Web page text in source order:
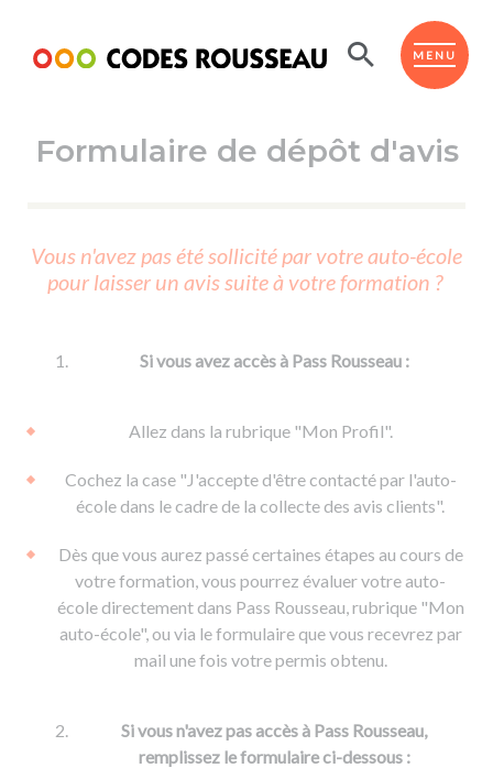
MENU
ESPACE ÉLÈVE
Code de la route
Passer l'ASSR
Réviser le code
Passer l'ETM
Permis voiture
Permis remorque
Permis & handicap
d'apprentissage
De la conduite en voiture
De la conduite à moto
Voir tous les supports
Formations pro.
Permis poids lourd
Formation FCO
Formation CACES
Devenir enseignant de la conduite
Ressources
Formulaire de dépôt d'avis
Vous n'avez pas été sollicité par votre auto-école
pour laisser un avis suite à votre formation ?
Si vous avez accès à Pass Rousseau :
Allez dans la rubrique "Mon Profil".
Cochez la case "J'accepte d'être contacté par l'auto-
école dans le cadre de la collecte des avis clients".
Dès que vous aurez passé certaines étapes au cours de
votre formation, vous pourrez évaluer votre auto-
école directement dans Pass Rousseau, rubrique "Mon
auto-école", ou via le formulaire que vous recevrez par
mail une fois votre permis obtenu.
Si vous n'avez pas accès à Pass Rousseau,
remplissez le formulaire ci-dessous :